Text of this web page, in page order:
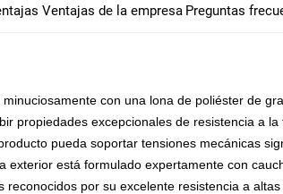
Ventajas de la empresa Preguntas
con una lona de poliéster de
propiedades excepcionales de resistencia a
pueda soportar tensiones mecánicas
exterior está formulado expertamente con
por su excelente resistencia a